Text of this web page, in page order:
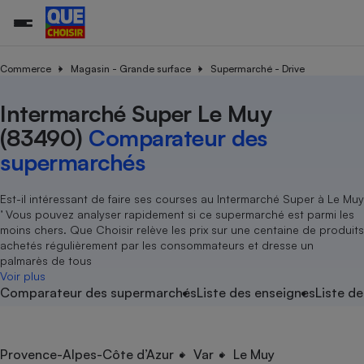
Commerce Magasin - Grande surface Supermarché - Drive
Intermarché Super Le Muy
(83490) Comparateur des
supermarchés
Est-il intéressant de faire ses courses au Intermarché Super à Le Muy
’ Vous pouvez analyser rapidement si ce supermarché est parmi les
moins chers. Que Choisir relève les prix sur une centaine de produits
achetés régulièrement par les consommateurs et dresse un
palmarès de tous
Voir plus
Comparateur des supermarchésListe des enseignesListe
Provence-Alpes-Côte d’Azur Var Le Muy
Agriculture
Produit alimentaire
Achat - Vente - Location
Carburant
Magasin - Grande surface
Marketing - Fidélisation
Organismes de défense
Système judiciaire
Air
Eau
Achat - Vente - Travaux
Location
Sport
Vacances - Tourisme
électrique
Démarche administrative
Senior
Service marchand
Train
Transport aérien
Toutes les actualités
Enquêtes
Guides d'achat
Conseils
Brèves
Tous les services
Soumettre un litige
Lettres types
Rencontrer une association locale
Tous nos combats
Nos actions
Nos grandes victoires
Les billets de la présidente
Nos associations locales
Nous rejoindre
En savoir plus sur Que Choisir Ensemble
nous ?
L’association
Nos missions
Notre méthodologie
Notre financement
Nos partenaires
Nous rejoindre